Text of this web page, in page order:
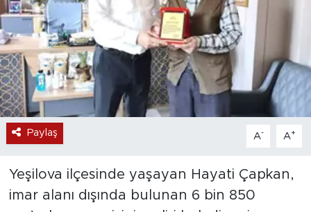
Paylaş A- A+
Yeşilova ilçesinde yaşayan Hayati Çapkan,
imar alanı dışında bulunan 6 bin 850
Resmi İlanlar
Sağlık
Spor
Turizm